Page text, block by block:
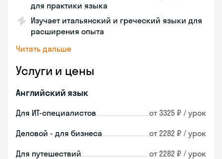
для практики языка
Изучает итальянский и греческий языки для
расширения опыта
Читать дальше
Услуги и цены
Английский язык
Для ИТ-специалистов от 3325 ₽ / урок
Деловой - для бизнеса от 2282 ₽ / урок
Для путешествий от 2282 ₽ / урок